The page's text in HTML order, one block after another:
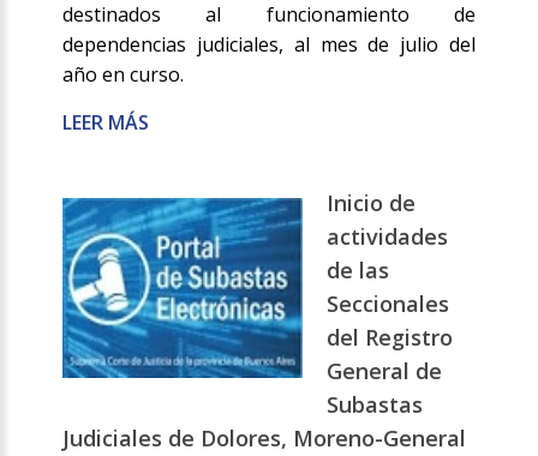
destinados al funcionamiento de
dependencias judiciales, al mes de julio del
año en curso.
LEER MÁS
Inicio de
actividades
de las
Seccionales
del Registro
General de
Subastas
Judiciales de Dolores, Moreno-General